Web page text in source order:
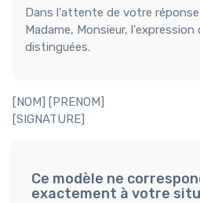
Dans l'attente de votre
Madame, Monsieur,
distinguées.
[NOM] [PRENOM]
[SIGNATURE]
Ce modèle ne
exactement à votre